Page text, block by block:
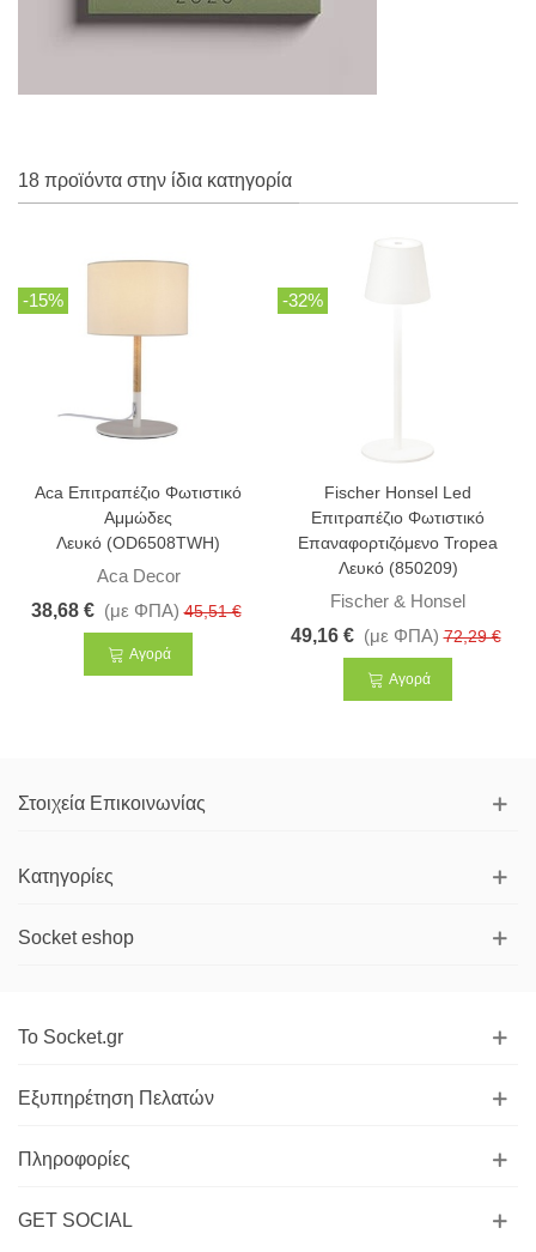
18 προϊόντα στην ίδια κατηγορία
-15%
Aca Επιτραπέζιο Φωτιστικό
Αμμώδες
Λευκό (OD6508TWH)
Aca Decor
38,68 € (με ΦΠΑ) 45,51 €
Αγορά
-32%
Fischer Honsel Led
Επιτραπέζιο Φωτιστικό
Επαναφορτιζόμενο Tropea
Λευκό (850209)
Fischer & Honsel
49,16 € (με ΦΠΑ) 72,29 €
Αγορά
Στοιχεία Επικοινωνίας
Κατηγορίες
Socket eshop
Το Socket.gr
Εξυπηρέτηση Πελατών
Πληροφορίες
GET SOCIAL